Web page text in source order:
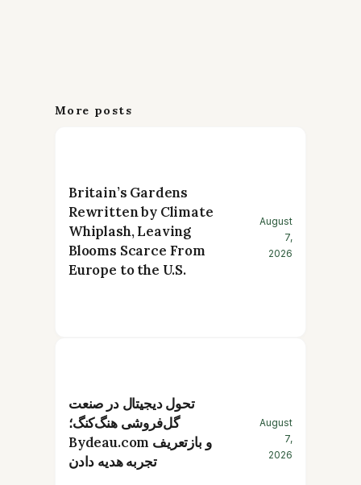
More posts
Britain’s Gardens
Rewritten by Climate
Whiplash, Leaving
Blooms Scarce From
Europe to the U.S.
August
7,
2026
تحول دیجیتال در صنعت
گل‌فروشی هنگ‌کنگ؛
Bydeau.com و بازتعریف
تجربه هدیه دادن
August
7,
2026